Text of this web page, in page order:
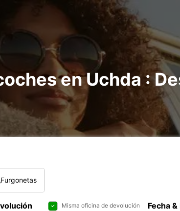
en Uchda :
Furgonetas
Misma oficina de devolución Fecha